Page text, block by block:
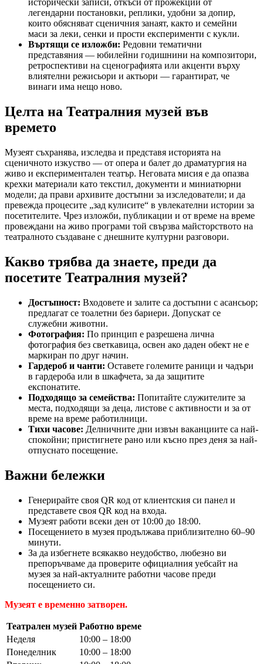
исторически записи, откъси от прожекции от
легендарни постановки, реплики, удобни за допир,
които обясняват сценичния занаят, както и семейни
маси за леки, сенки и прости експерименти с кукли.
Въртящи се изложби: Редовни тематични
представяния — юбилейни годишнини на композитори,
ретроспективи на сценографията или акценти върху
влиятелни режисьори и актьори — гарантират, че
винаги има нещо ново.
Целта на Театралния музей във
времето
Музеят съхранява, изследва и представя историята на
сценичното изкуство — от опера и балет до драматургия на
живо и експериментален театър. Неговата мисия е да опазва
крехки материали като текстил, документи и миниатюрни
модели; да прави архивите достъпни за изследователи; и да
превежда процесите „зад кулисите“ в увлекателни истории за
посетителите. Чрез изложби, публикации и от време на време
провеждани на живо програми той свързва майсторството на
театралното създаване с днешните културни разговори.
Какво трябва да знаете, преди да
посетите Театралния музей?
Достъпност: Входовете и залите са достъпни с асансьор;
предлагат се тоалетни без бариери. Допускат се
служебни животни.
Фотография: По принцип е разрешена лична
фотография без светкавица, освен ако даден обект не е
маркиран по друг начин.
Гардероб и чанти: Оставете големите раници и чадъри
в гардероба или в шкафчета, за да защитите
експонатите.
Подходящо за семейства: Попитайте служителите за
места, подходящи за деца, листове с активности и за от
време на време работилници.
Тихи часове: Делничните дни извън ваканциите са най-
спокойни; пристигнете рано или късно през деня за най-
отпуснато посещение.
Важни бележки
Генерирайте своя QR код от клиентския си панел и
представете своя QR код на входа.
Музеят работи всеки ден от 10:00 до 18:00.
Посещението в музея продължава приблизително 60–90
минути.
За да избегнете всякакво неудобство, любезно ви
препоръчваме да проверите официалния уебсайт на
музея за най-актуалните работни часове преди
посещението си.
Музеят е временно затворен.
Театрален музей Работно време
Неделя
10:00 – 18:00
Понеделник
10:00 – 18:00